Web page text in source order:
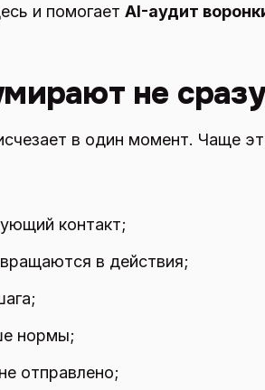
и помогает AI-аудит
не
в один момент. Чаще
контакт;
в действия;
нормы;
отправлено;